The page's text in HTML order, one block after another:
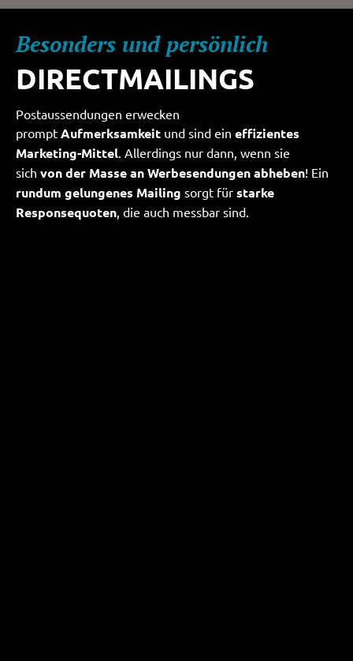
Besonders und persönlich
DIRECTMAILINGS
Postaussendungen erwecken
prompt Aufmerksamkeit und sind ein effizientes
Marketing-Mittel . Allerdings nur dann, wenn sie
sich von der Masse an Werbesendungen abheben! Ein
rundum gelungenes Mailing sorgt für starke
Responsequoten , die auch messbar sind.